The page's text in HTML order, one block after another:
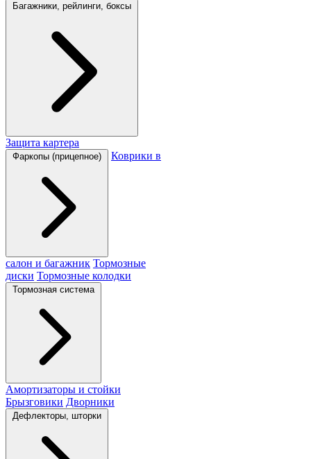
Багажники, рейлинги, боксы
Защита картера
Фаркопы (прицепное) Коврики в
салон и багажник Тормозные
диски Тормозные колодки
Тормозная система
Амортизаторы и стойки
Брызговики Дворники
Дефлекторы, шторки